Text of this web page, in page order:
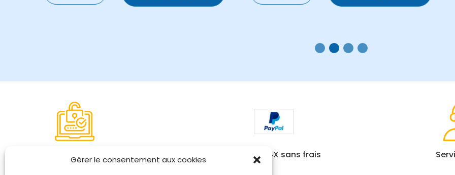
Gérer le consentement aux cookies
Paiement sécurisé Paiement 4X sans frais